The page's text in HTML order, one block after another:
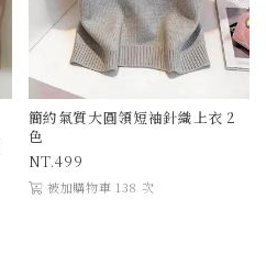
簡約氣質大圓領短袖針織上衣 2
色
499
被加購物車 138 次